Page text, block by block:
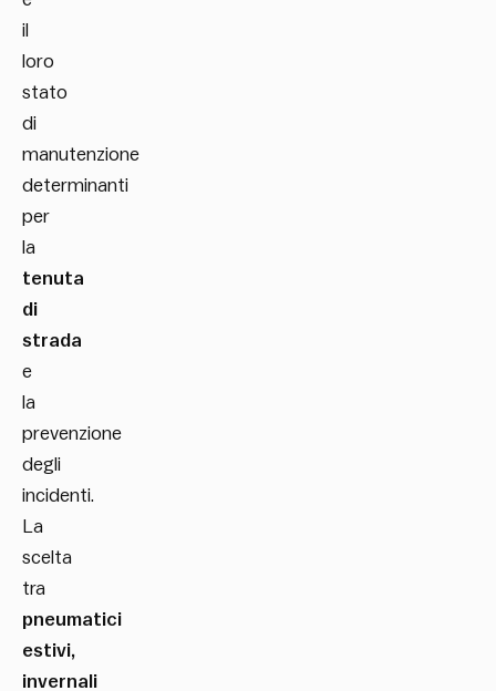
il
loro
stato
di
manutenzione
determinanti
per
la
tenuta
di
strada
e
la
prevenzione
degli
incidenti.
La
scelta
tra
pneumatici
estivi,
invernali